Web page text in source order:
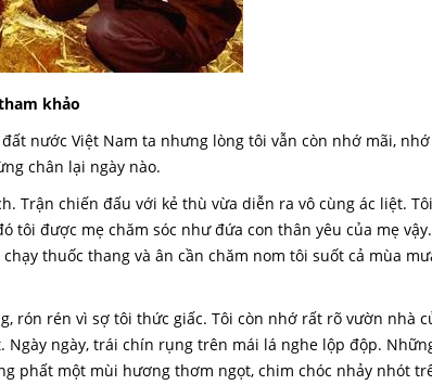
khảo
nước Việt Nam ta nhưng lòng tôi vẫn còn nhớ mãi, nhớ
chân lại ngày nào.
Trận chiến đấu với kẻ thù vừa diễn ra vô cùng ác liệt.
tôi được mẹ chăm sóc như đứa con thân yêu của mẹ vậy.
thuốc thang và ân cần chăm nom tôi suốt cả mùa
rón rén vì sợ tôi thức giấc. Tôi còn nhớ rất rõ vườn nhà
ngày, trái chín rụng trên mái lá nghe lộp độp.
phất một mùi hương thơm ngọt, chim chóc nhảy nhót